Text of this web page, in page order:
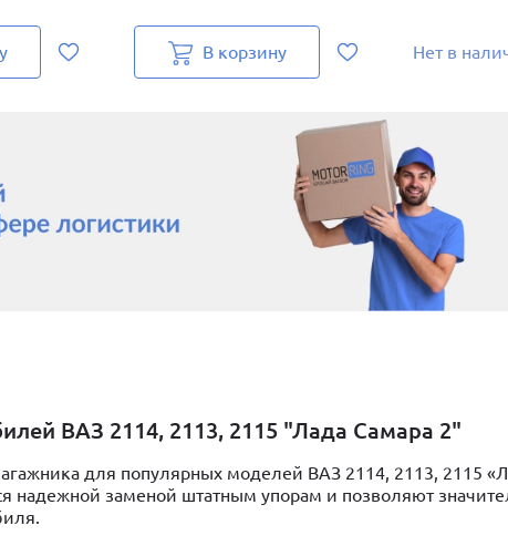
В корзину Нет в
ВАЗ 2114, 2113, 2115 "Лада Самара 2"
для популярных моделей ВАЗ 2114, 2113, 2115
надежной заменой штатным упорам и позволяют